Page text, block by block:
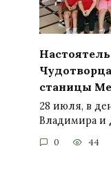
станицы
28 июля, в
Владимира и
0 44